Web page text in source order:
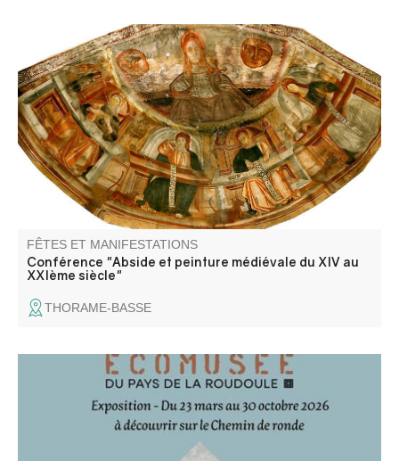
Histoire et présentation du projet de restauration par
Damien Caron, architecte du Patrimoine et Mme Laure
Van Ysendryck, restauratrice des décors peints.
FÊTES ET MANIFESTATIONS
Conférence "Abside et peinture médiévale du XIV au
XXIème siècle"
THORAME-BASSE
Pour la saison 2026, le bastion de la Portette accueille
l'exposition de l'Ecomusée de la Roudoule : "Haut-Pays :
Pays de l'eau"